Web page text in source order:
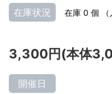
在庫状況 在庫 0 個 （
3,300円(本体
開催日